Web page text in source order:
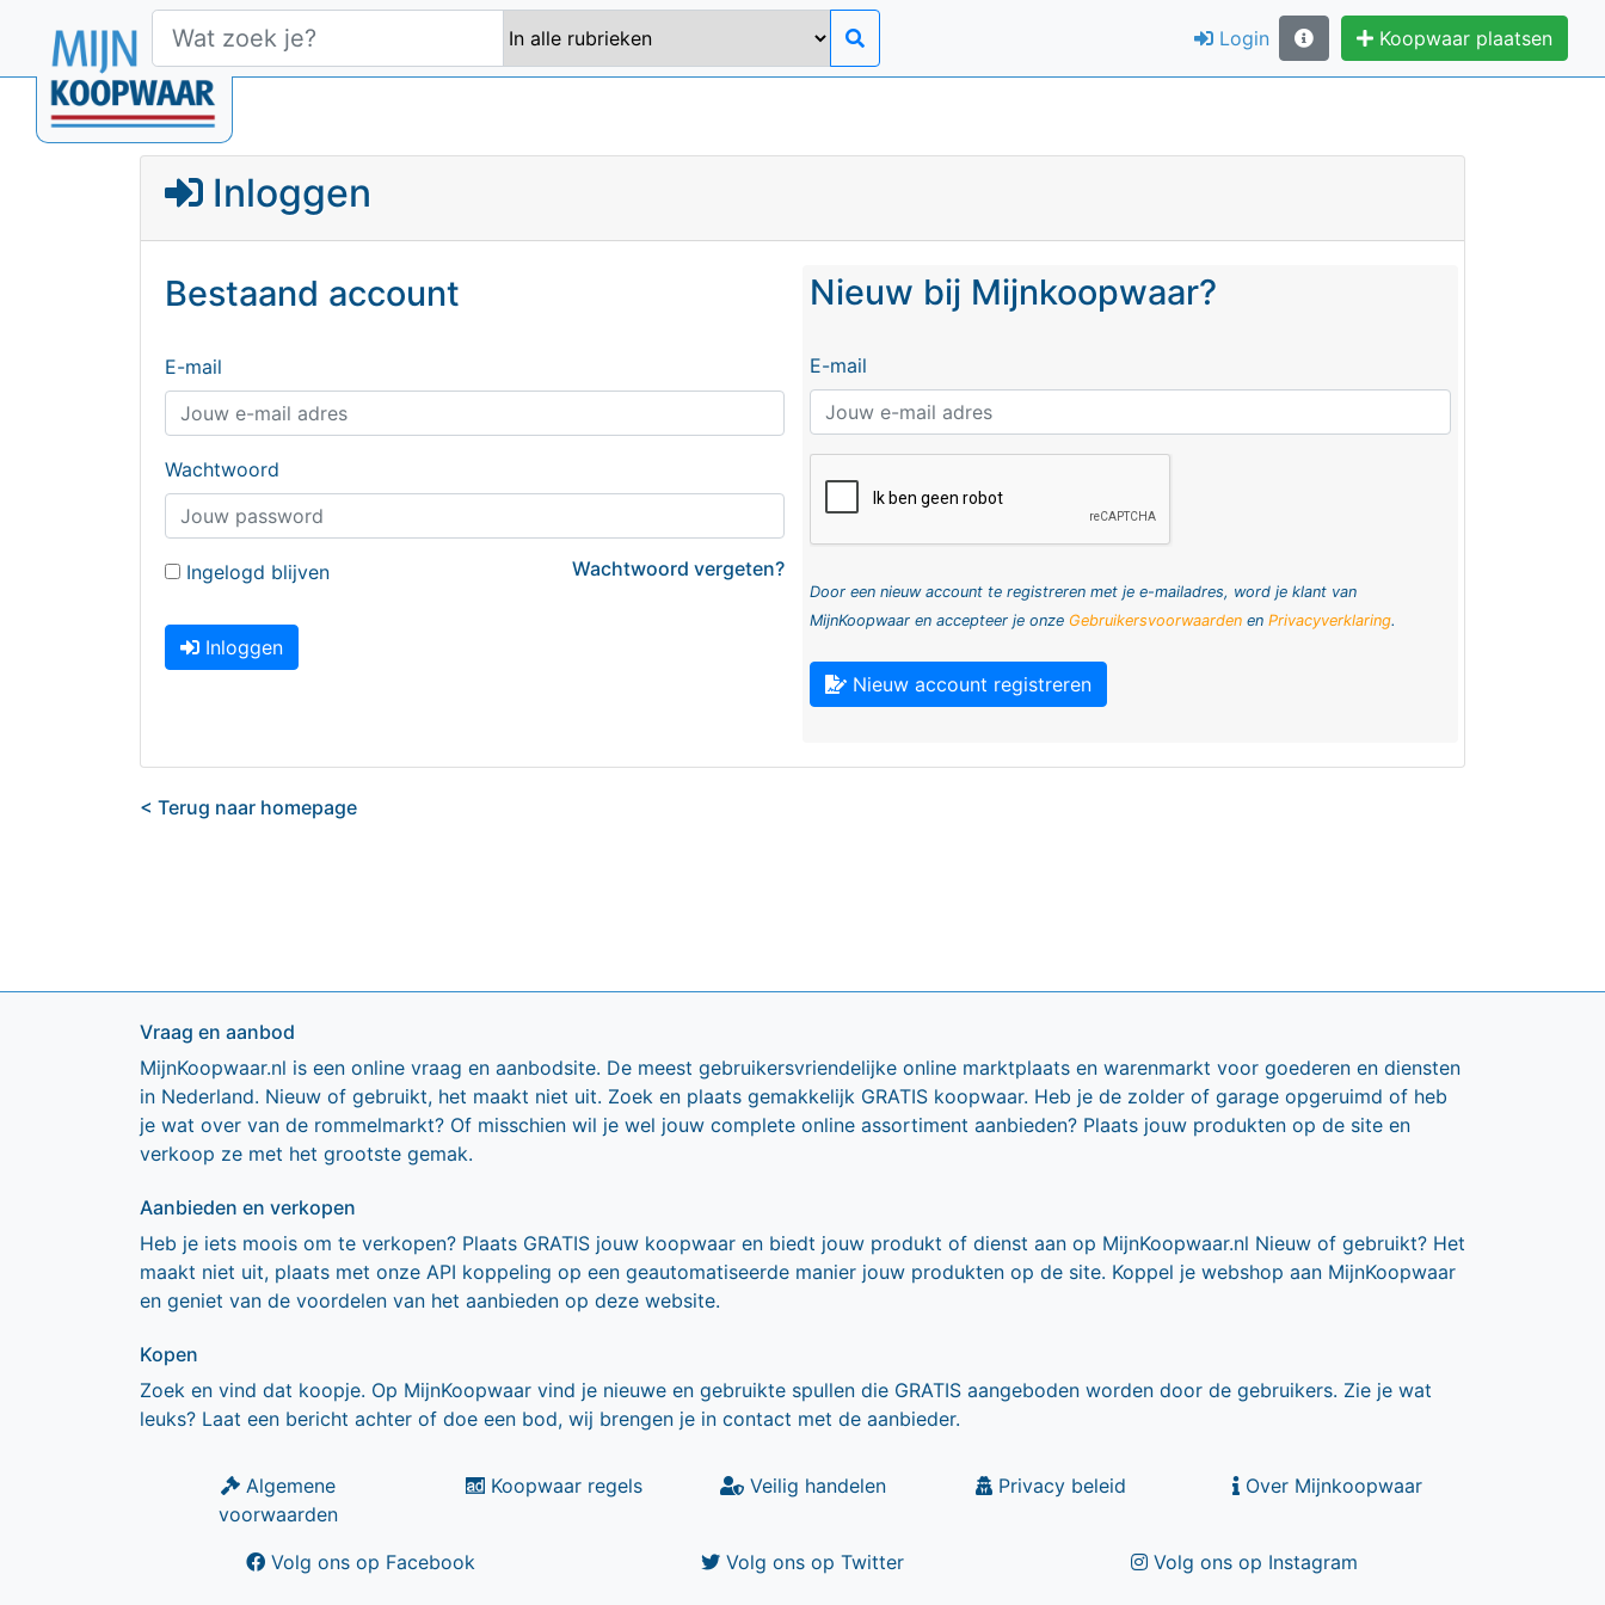
Login Koopwaar plaatsen
Inloggen
Bestaand account
E-mail
Wachtwoord
Wachtwoord vergeten?
Ingelogd blijven
Inloggen
Nieuw bij Mijnkoopwaar?
E-mail
Door een nieuw account te registreren met je e-mailadres, word je klant van
MijnKoopwaar en accepteer je onze Gebruikersvoorwaarden en Privacyverklaring.
Nieuw account registreren
< Terug naar homepage
Vraag en aanbod
MijnKoopwaar.nl is een online vraag en aanbodsite. De meest gebruikersvriendelijke online marktplaats en warenmarkt voor goederen en diensten
in Nederland. Nieuw of gebruikt, het maakt niet uit. Zoek en plaats gemakkelijk GRATIS koopwaar. Heb je de zolder of garage opgeruimd of heb
je wat over van de rommelmarkt? Of misschien wil je wel jouw complete online assortiment aanbieden? Plaats jouw produkten op de site en
verkoop ze met het grootste gemak.
Aanbieden en verkopen
Heb je iets moois om te verkopen? Plaats GRATIS jouw koopwaar en biedt jouw produkt of dienst aan op MijnKoopwaar.nl Nieuw of gebruikt? Het
maakt niet uit, plaats met onze API koppeling op een geautomatiseerde manier jouw produkten op de site. Koppel je webshop aan MijnKoopwaar
en geniet van de voordelen van het aanbieden op deze website.
Kopen
Zoek en vind dat koopje. Op MijnKoopwaar vind je nieuwe en gebruikte spullen die GRATIS aangeboden worden door de gebruikers. Zie je wat
leuks? Laat een bericht achter of doe een bod, wij brengen je in contact met de aanbieder.
Algemene
voorwaarden
Koopwaar regels Veilig handelen Privacy beleid Over Mijnkoopwaar
Volg ons op Facebook Volg ons op Twitter Volg ons op Instagram